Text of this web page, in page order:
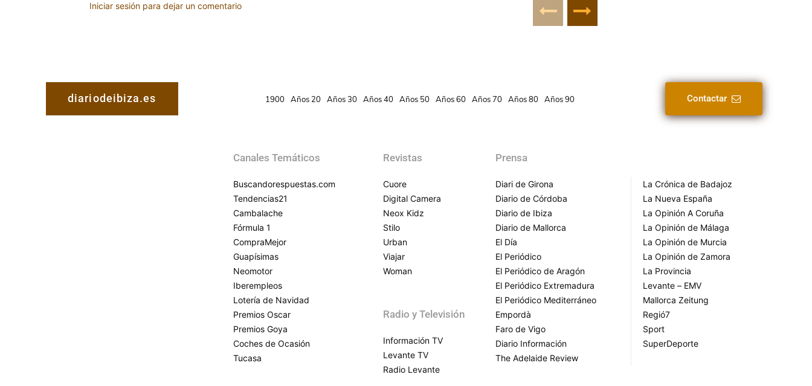
Iniciar sesión para dejar un comentario
diariodeibiza.es 1900 Años 20 Años 30 Años 40 Años 50 Años 60 Años 70 Años 80 Años 90 Contactar
Canales Temáticos
Buscandorespuestas.com
Tendencias21
Cambalache
Fórmula 1
CompraMejor
Guapísimas
Neomotor
Iberempleos
Lotería de Navidad
Premios Oscar
Premios Goya
Coches de Ocasión
Tucasa
Revistas
Cuore
Digital Camera
Neox Kidz
Stilo
Urban
Viajar
Woman
Radio y Televisión
Información TV
Levante TV
Radio Levante
Prensa
Diari de Girona
Diario de Córdoba
Diario de Ibiza
Diario de Mallorca
El Día
El Periódico
El Periódico de Aragón
El Periódico Extremadura
El Periódico Mediterráneo
Empordà
Faro de Vigo
Diario Información
The Adelaide Review
La Crónica de Badajoz
La Nueva España
La Opinión A Coruña
La Opinión de Málaga
La Opinión de Murcia
La Opinión de Zamora
La Provincia
Levante – EMV
Mallorca Zeitung
Regió7
Sport
SuperDeporte